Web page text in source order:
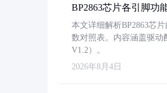
BP2863芯片各引脚功
本文详细解析BP2863芯
数对照表。内容涵盖驱动
V1.2）。
2026年8月4日